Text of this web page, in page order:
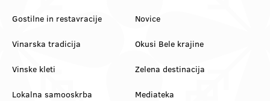
Gostilne in restavracije
Vinarska tradicija
Vinske kleti
Lokalna samooskrba
Novice
Okusi Bele krajine
Zelena destinacija
Mediateka